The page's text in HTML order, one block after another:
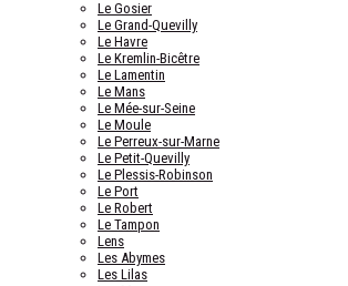
Le Gosier
Le Grand-Quevilly
Le Havre
Le Kremlin-Bicêtre
Le Lamentin
Le Mans
Le Mée-sur-Seine
Le Moule
Le Perreux-sur-Marne
Le Petit-Quevilly
Le Plessis-Robinson
Le Port
Le Robert
Le Tampon
Lens
Les Abymes
Les Lilas